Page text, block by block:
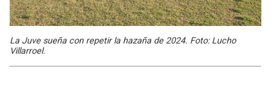
La Juve sueña con repetir la hazaña de 2024. Foto: Lucho
Villarroel.